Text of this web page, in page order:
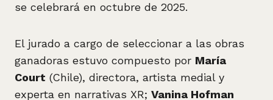
se celebrará en octubre de 2025.
El jurado a cargo de seleccionar a las obras
ganadoras estuvo compuesto por María
Court (Chile), directora, artista medial y
experta en narrativas XR; Vanina Hofman